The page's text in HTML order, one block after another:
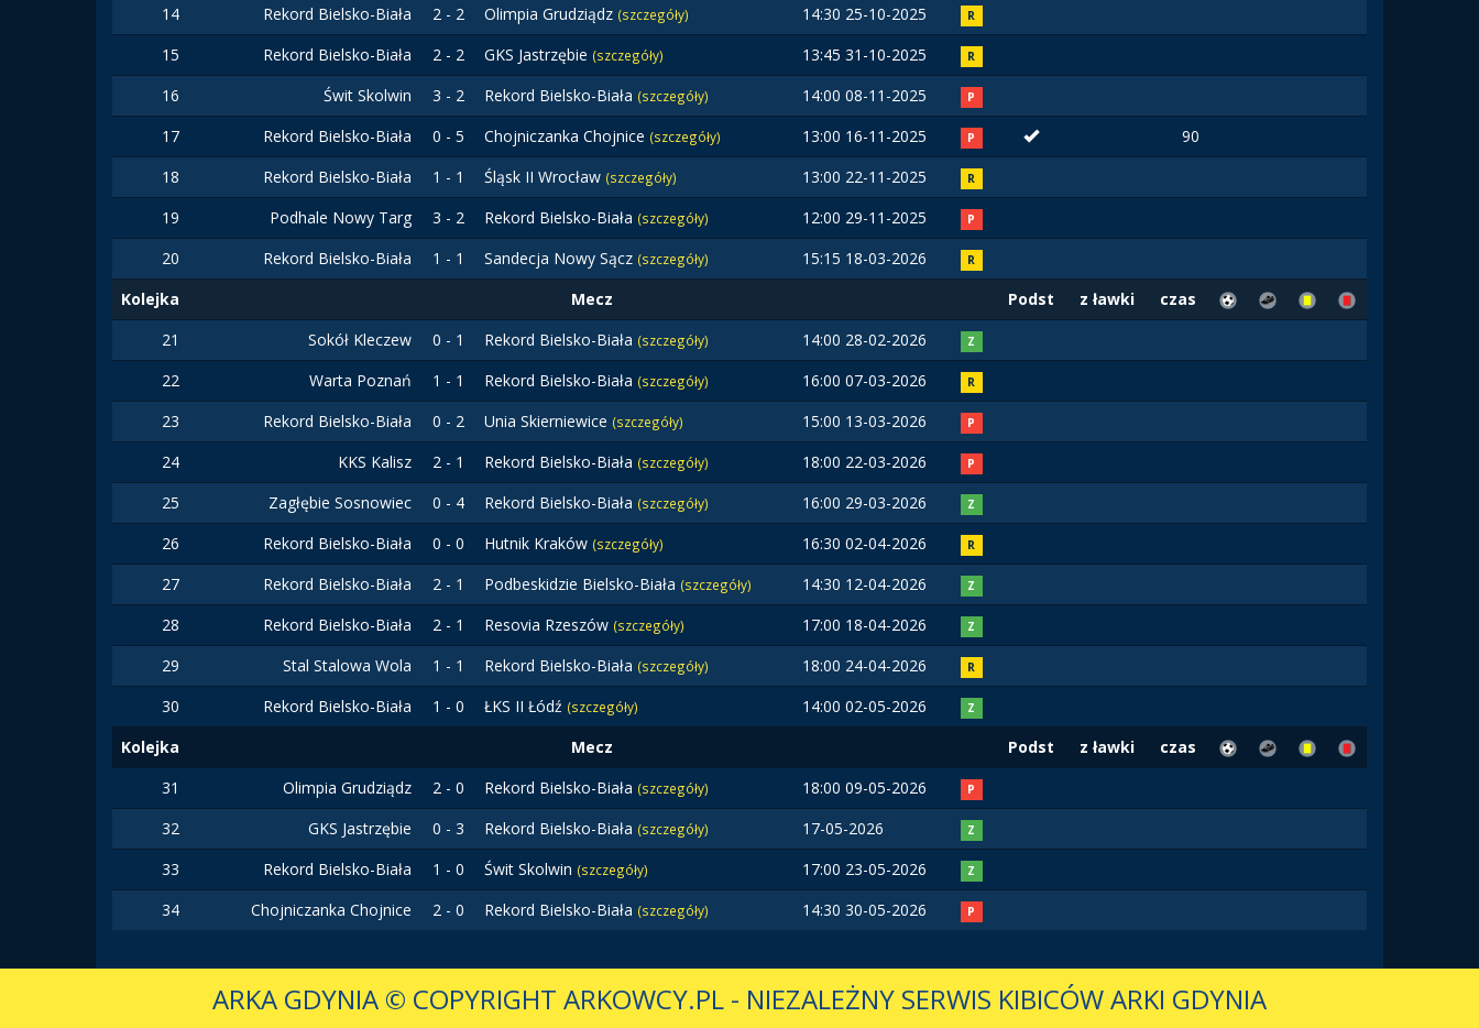
14 Rekord Bielsko-Biała 2 - 2 Olimpia Grudziądz (szczegóły) 14:30 25-10-2025 R
15 Rekord Bielsko-Biała 2 - 2 GKS Jastrzębie (szczegóły) 13:45 31-10-2025 R
16 Świt Skolwin 3 - 2 Rekord Bielsko-Biała (szczegóły) 14:00 08-11-2025 P
17 Rekord Bielsko-Biała 0 - 5 Chojniczanka Chojnice (szczegóły) 13:00 16-11-2025 P
90
18
Rekord Bielsko-Biała 1 - 1 Śląsk II Wrocław (szczegóły) 13:00 22-11-2025 R
19 Podhale Nowy Targ 3 - 2 Rekord Bielsko-Biała (szczegóły) 12:00 29-11-2025 P
20 Rekord Bielsko-Biała 1 - 1 Sandecja Nowy Sącz (szczegóły) 15:15 18-03-2026 R
Kolejka Mecz Podst z ławki
czas
21
Sokół Kleczew 0 - 1 Rekord Bielsko-Biała (szczegóły) 14:00 28-02-2026 Z
22 Warta Poznań 1 - 1 Rekord Bielsko-Biała (szczegóły) 16:00 07-03-2026 R
23 Rekord Bielsko-Biała 0 - 2 Unia Skierniewice (szczegóły) 15:00 13-03-2026 P
24 KKS Kalisz 2 - 1 Rekord Bielsko-Biała (szczegóły) 18:00 22-03-2026 P
25 Zagłębie Sosnowiec 0 - 4 Rekord Bielsko-Biała (szczegóły) 16:00 29-03-2026 Z
26 Rekord Bielsko-Biała 0 - 0 Hutnik Kraków (szczegóły) 16:30 02-04-2026 R
27 Rekord Bielsko-Biała 2 - 1 Podbeskidzie Bielsko-Biała (szczegóły) 14:30 12-04-2026 Z
28 Rekord Bielsko-Biała 2 - 1 Resovia Rzeszów (szczegóły) 17:00 18-04-2026 Z
29 Stal Stalowa Wola 1 - 1 Rekord Bielsko-Biała (szczegóły) 18:00 24-04-2026 R
30 Rekord Bielsko-Biała 1 - 0 ŁKS II Łódź (szczegóły) 14:00 02-05-2026 Z
Kolejka Mecz Podst z ławki
czas
31
Olimpia Grudziądz 2 - 0 Rekord Bielsko-Biała (szczegóły) 18:00 09-05-2026 P
32 GKS Jastrzębie 0 - 3 Rekord Bielsko-Biała (szczegóły) 17-05-2026 Z
33 Rekord Bielsko-Biała 1 - 0 Świt Skolwin (szczegóły) 17:00 23-05-2026 Z
34 Chojniczanka Chojnice 2 - 0 Rekord Bielsko-Biała (szczegóły) 14:30 30-05-2026 P
ARKA GDYNIA© COPYRIGHT ARKOWCY.PL - NIEZALEŻNY SERWIS KIBICÓW ARKI GDYNIA